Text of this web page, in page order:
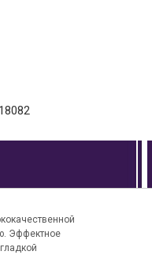
Эффектное